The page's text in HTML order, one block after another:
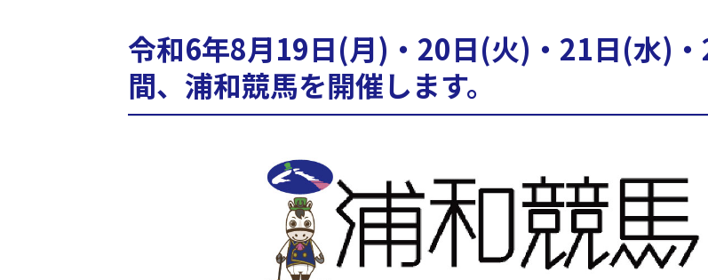
令和6年8月19日(月)・20日(火)・21日(水)
間、浦和競馬を開催します。